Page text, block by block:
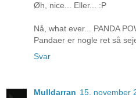
Øh, nice... Eller... :P
Nå, what ever... PANDA
Pandaer er nogle ret så
Svar
Mulldarran 15. november